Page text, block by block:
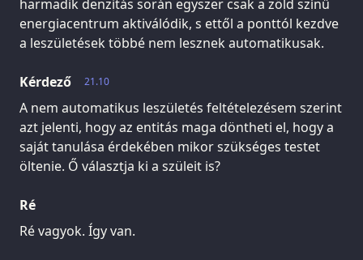
harmadik denzitás során egyszer csak a zöld színű
energiacentrum aktiválódik, s ettől a ponttól kezdve
a leszületések többé nem lesznek automatikusak.
21.10
Kérdező
A nem automatikus leszületés feltételezésem szerint
azt jelenti, hogy az entitás maga döntheti el, hogy a
saját tanulása érdekében mikor szükséges testet
öltenie. Ő választja ki a szüleit is?
Ré
Ré vagyok. Így van.